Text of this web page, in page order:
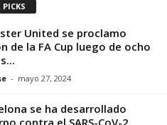
United se proclamo
de la FA Cup luego de ocho
- mayo 27, 2024
se ha desarrollado
contra el SARS-CoV-2.